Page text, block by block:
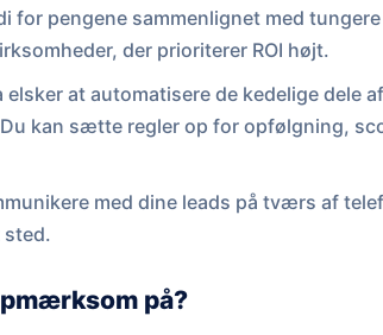
pengene sammenlignet med
der prioriterer ROI højt.
at automatisere de kedelige dele
kan sætte regler op for opfølgning,
med dine leads på tværs af
sted.
på?